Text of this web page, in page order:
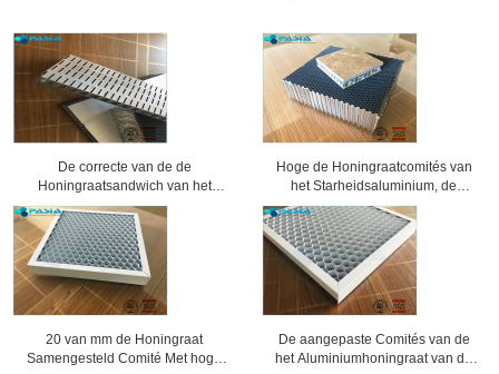
De correcte van de de
Honingraatsandwich van het
Bewijsaluminium Bewerkte
Oppervlaktebehandeling Comités
Hoge de Honingraatcomités van
het Starheidsaluminium, de
Comités van de Honingraatkern 25
Mm-Dikte
20 van mm de Honingraat
Samengesteld Comité Met hoge
De aangepaste Comités van de
het Aluminiumhoningraat van de